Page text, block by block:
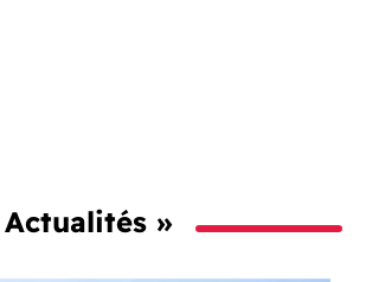
Actualités »